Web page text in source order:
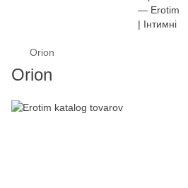
Orion
Orion